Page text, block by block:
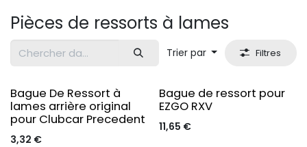
Pièces de ressorts à lames
Trier par Filtres
Original
Bague De Ressort à
lames arrière original
pour Clubcar Precedent
3,32 €
Bague de ressort pour
EZGO RXV
11,65 €